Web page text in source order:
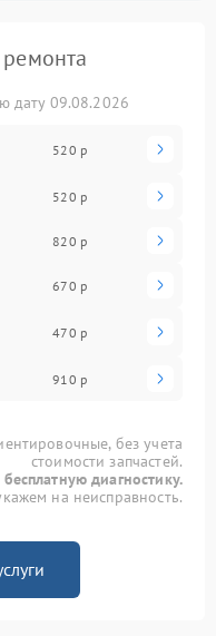
дату 09.08.2026
520 р
520 р
820 р
670 р
470 р
910 р
без учета
стоимости запчастей.
диагностику.
на неисправность.